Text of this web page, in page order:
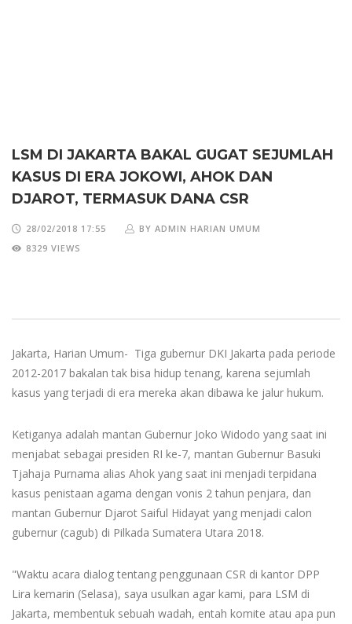
LSM DI JAKARTA BAKAL GUGAT SEJUMLAH
KASUS DI ERA JOKOWI, AHOK DAN
DJAROT, TERMASUK DANA CSR
28/02/2018 17:55
BY ADMIN HARIAN UMUM
8329 VIEWS
Jakarta, Harian Umum- Tiga gubernur DKI Jakarta pada periode
2012-2017 bakalan tak bisa hidup tenang, karena sejumlah
kasus yang terjadi di era mereka akan dibawa ke jalur hukum.
Ketiganya adalah mantan Gubernur Joko Widodo yang saat ini
menjabat sebagai presiden RI ke-7, mantan Gubernur Basuki
Tjahaja Purnama alias Ahok yang saat ini menjadi terpidana
kasus penistaan agama dengan vonis 2 tahun penjara, dan
mantan Gubernur Djarot Saiful Hidayat yang menjadi calon
gubernur (cagub) di Pilkada Sumatera Utara 2018.
"Waktu acara dialog tentang penggunaan CSR di kantor DPP
Lira kemarin (Selasa), saya usulkan agar kami, para LSM di
Jakarta, membentuk sebuah wadah, entah komite atau apa pun